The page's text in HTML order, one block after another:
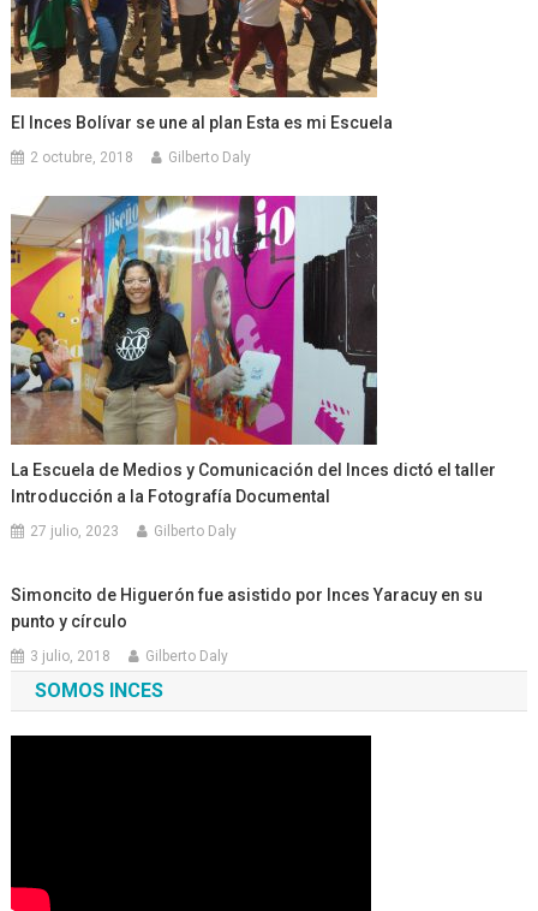
El Inces Bolívar se une al plan Esta es mi Escuela
2 octubre, 2018 Gilberto Daly
La Escuela de Medios y Comunicación del Inces dictó el taller
Introducción a la Fotografía Documental
27 julio, 2023 Gilberto Daly
Simoncito de Higuerón fue asistido por Inces Yaracuy en su
punto y círculo
3 julio, 2018 Gilberto Daly
SOMOS INCES